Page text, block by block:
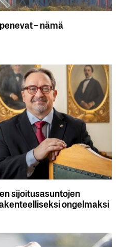
– nämä
sijoitusasuntojen
ongelmaksi